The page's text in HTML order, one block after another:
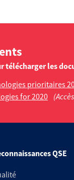
télécharger les
prioritaires
for 2020
QSE